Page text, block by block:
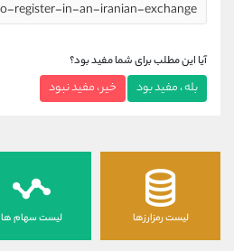
آیا این مطلب برای شما مفید بود؟
بله ، مفید بود خیر ، مفید نبود
لیست رمزارزها لیست سهام ها